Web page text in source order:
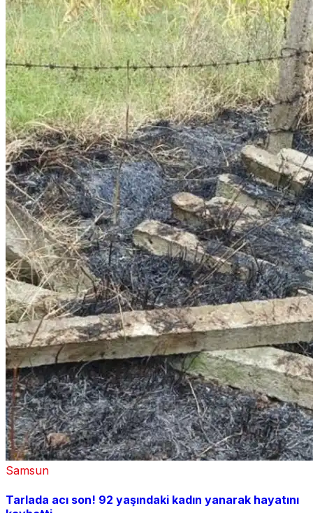
Samsun
Tarlada acı son! 92 yaşındaki kadın yanarak hayatını